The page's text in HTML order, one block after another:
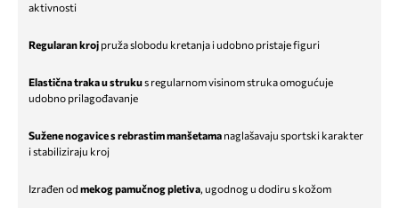
aktivnosti
Regularan kroj pruža slobodu kretanja i udobno pristaje figuri
Elastična traka u strukus regularnom visinom struka omogućuje
udobno prilagođavanje
Sužene nogavice s rebrastim manšetama naglašavaju sportski karakter
i stabiliziraju kroj
Izrađen od mekog pamučnog pletiva, ugodnog u dodiru s kožom